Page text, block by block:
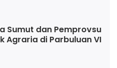
Sumut dan Pemprovsu
Agraria di Parbuluan VI